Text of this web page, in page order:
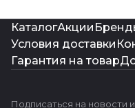
КаталогАкции
Условия доставки
Гарантия на товар
Подписаться на новости